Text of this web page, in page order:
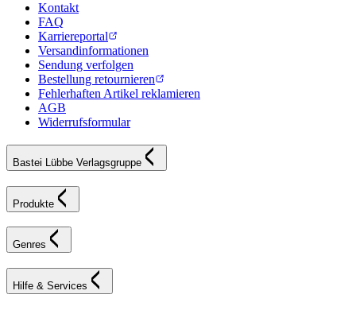
Kontakt
FAQ
Karriereportal
Versandinformationen
Sendung verfolgen
Bestellung retournieren
Fehlerhaften Artikel reklamieren
AGB
Widerrufsformular
Bastei Lübbe Verlagsgruppe
Produkte
Genres
Hilfe & Services